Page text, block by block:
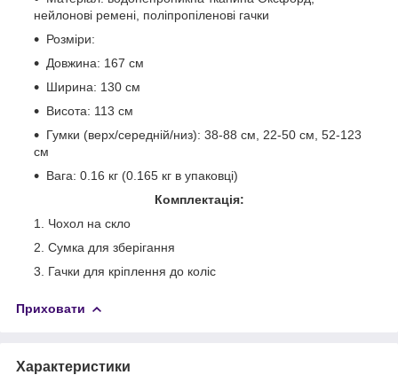
нейлонові ремені, поліпропіленові гачки
Розміри:
Довжина: 167 см
Ширина: 130 см
Висота: 113 см
Гумки (верх/середній/низ): 38-88 см, 22-50 см, 52-123
см
Вага: 0.16 кг (0.165 кг в упаковці)
Комплектація:
Чохол на скло
Сумка для зберігання
Гачки для кріплення до коліс
Приховати
Характеристики